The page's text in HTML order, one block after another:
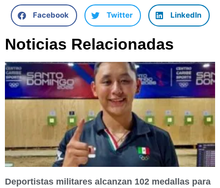
Facebook Twitter LinkedIn
Noticias Relacionadas
Deportistas militares alcanzan 102 medallas para